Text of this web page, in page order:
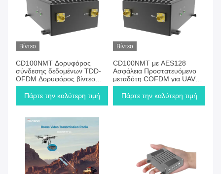
Βίντεο
CD100NMT Δορυφόρος
σύνδεσης δεδομένων TDD-
OFDM Δορυφόρος βίντεο
COFDM Διαδιδαστής και
δέκτης Ethernet
Πάρτε την καλύτερη τιμή
Βίντεο
CD100NMT με AES128
Ασφάλεια Προστατευόμενο
μεταδότη COFDM για UAVs
και Drones
Πάρτε την καλύτερη τιμή